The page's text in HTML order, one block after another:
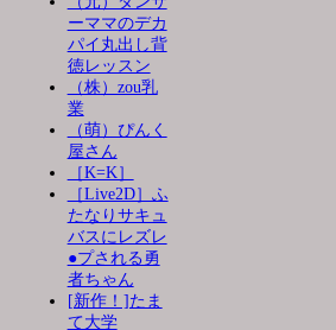
ーママのデカ
パイ丸出し背
徳レッスン
（株）zou乳
業
（萌）ぴんく
屋さん
［K=K］
［Live2D］ふ
たなりサキュ
バスにレズレ
●プされる勇
者ちゃん
[新作！]たま
て大学